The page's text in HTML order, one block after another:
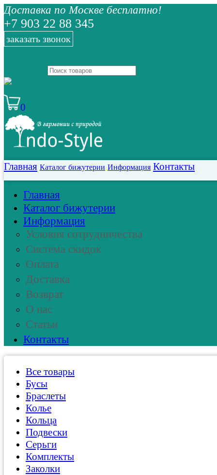
Доставка по Москве бесплатно!
+7 903 22 88 345
заказать звонок
0
Главная Каталог бижутерии Информация Контакты
Главная
Каталог бижутерии
Информация
Условия сотрудничества
Система скидок
Оплата
Доставка
Возврат
О нас
Статьи
Контакты
Все товары
Бусы
Браслеты
Колье
Кольца
Подвески
Серьги
Комплекты
Заколки